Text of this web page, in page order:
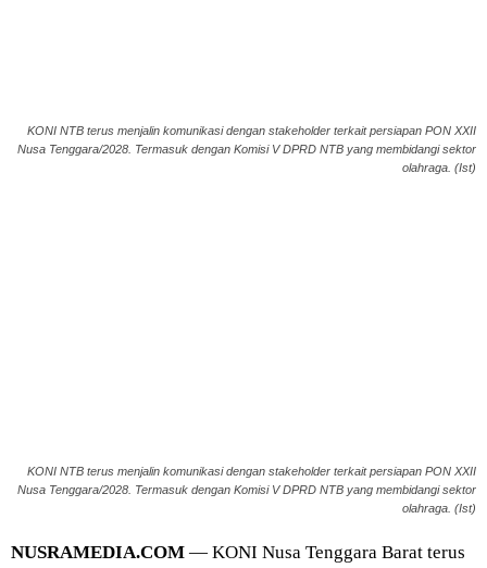
KONI NTB terus menjalin komunikasi dengan stakeholder terkait persiapan PON XXII
Nusa Tenggara/2028. Termasuk dengan Komisi V DPRD NTB yang membidangi sektor
olahraga. (Ist)
KONI NTB terus menjalin komunikasi dengan stakeholder terkait persiapan PON XXII
Nusa Tenggara/2028. Termasuk dengan Komisi V DPRD NTB yang membidangi sektor
olahraga. (Ist)
NUSRAMEDIA.COM — KONI Nusa Tenggara Barat terus